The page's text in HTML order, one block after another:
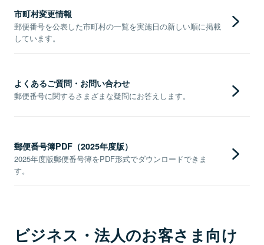
市町村変更情報
郵便番号を公表した市町村の一覧を実施日の新しい順に掲載
しています。
よくあるご質問・お問い合わせ
郵便番号に関するさまざまな疑問にお答えします。
郵便番号簿PDF（2025年度版）
2025年度版郵便番号簿をPDF形式でダウンロードできま
す。
ビジネス・法人のお客さま向け